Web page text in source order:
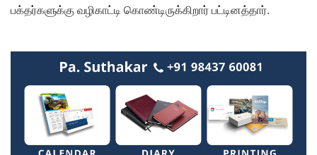
பக்தர்களுக்கு வழிகாட்டி கொண்டிருக்கிறார் பட்டினத்தார்.